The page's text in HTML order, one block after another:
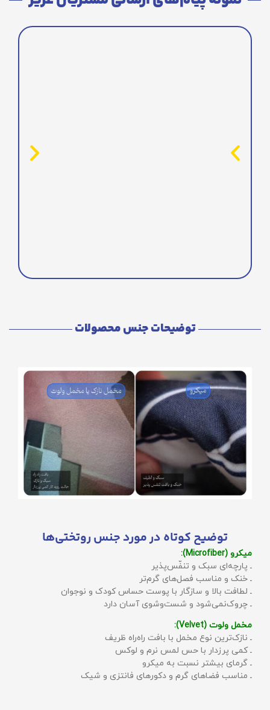
توضیحات جنس محصولات
توضیح کوتاه در مورد جنس روتختی‌ها
میکرو (Microfiber):
ـ پارچه‌ای سبک و تنفّس‌پذیر
ـ خنک و مناسب فصل‌های گرم‌تر
ـ لطافت بالا و سازگار با پوست حساس کودک و نوجوان
ـ چروک‌نمی‌شود و شست‌وشوی آسان دارد
مخمل ولوت (Velvet):
ـ نازک‌ترین نوع مخمل با بافت راه‌راه ظریف
ـ کمی پرزدار با حس لمس نرم و لوکس
ـ گرمای بیشتر نسبت به میکرو
ـ مناسب فضاهای گرم و دکورهای فانتزی و شیک